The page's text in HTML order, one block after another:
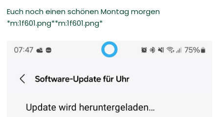
Euch noch einen schönen Montag morgen
*m:1f601.png**m:1f601.png*